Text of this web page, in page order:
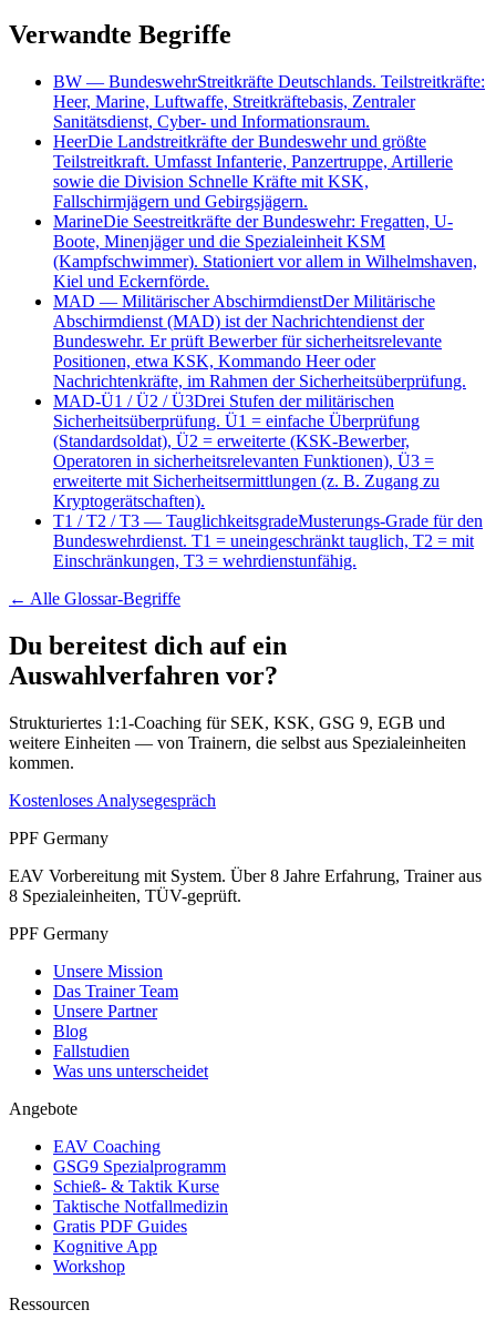
Verwandte Begriffe
BW — BundeswehrStreitkräfte Deutschlands. Teilstreitkräfte:
Heer, Marine, Luftwaffe, Streitkräftebasis, Zentraler
Sanitätsdienst, Cyber- und Informationsraum.
HeerDie Landstreitkräfte der Bundeswehr und größte
Teilstreitkraft. Umfasst Infanterie, Panzertruppe, Artillerie
sowie die Division Schnelle Kräfte mit KSK,
Fallschirmjägern und Gebirgsjägern.
MarineDie Seestreitkräfte der Bundeswehr: Fregatten, U-
Boote, Minenjäger und die Spezialeinheit KSM
(Kampfschwimmer). Stationiert vor allem in Wilhelmshaven,
Kiel und Eckernförde.
MAD — Militärischer AbschirmdienstDer Militärische
Abschirmdienst (MAD) ist der Nachrichtendienst der
Bundeswehr. Er prüft Bewerber für sicherheitsrelevante
Positionen, etwa KSK, Kommando Heer oder
Nachrichtenkräfte, im Rahmen der Sicherheitsüberprüfung.
MAD-Ü1 / Ü2 / Ü3Drei Stufen der militärischen
Sicherheitsüberprüfung. Ü1 = einfache Überprüfung
(Standardsoldat), Ü2 = erweiterte (KSK-Bewerber,
Operatoren in sicherheitsrelevanten Funktionen), Ü3 =
erweiterte mit Sicherheitsermittlungen (z. B. Zugang zu
Kryptogerätschaften).
T1 / T2 / T3 — TauglichkeitsgradeMusterungs-Grade für den
Bundeswehrdienst. T1 = uneingeschränkt tauglich, T2 = mit
Einschränkungen, T3 = wehrdienstunfähig.
← Alle Glossar-Begriffe
Du bereitest dich auf ein
Auswahlverfahren vor?
Strukturiertes 1:1-Coaching für SEK, KSK, GSG 9, EGB und
weitere Einheiten — von Trainern, die selbst aus Spezialeinheiten
kommen.
Kostenloses Analysegespräch
PPF Germany
EAV Vorbereitung mit System. Über 8 Jahre Erfahrung, Trainer aus
8 Spezialeinheiten, TÜV-geprüft.
PPF Germany
Unsere Mission
Das Trainer Team
Unsere Partner
Blog
Fallstudien
Was uns unterscheidet
Angebote
EAV Coaching
GSG9 Spezialprogramm
Schieß- & Taktik Kurse
Taktische Notfallmedizin
Gratis PDF Guides
Kognitive App
Workshop
Ressourcen